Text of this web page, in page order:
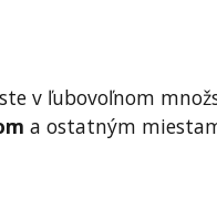
v ľubovoľnom
a ostatným